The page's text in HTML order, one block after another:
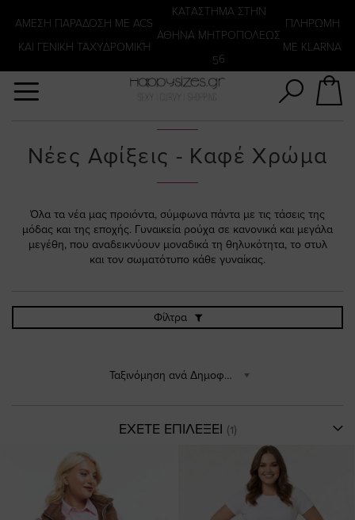
ΑΜΕΣΗ ΠΑΡΑΔΟΣΗ ΜΕ ACS
ΚΑΙ ΓΕΝΙΚΗ ΤΑΧΥΔΡΟΜΙΚΉ
KATΑΣΤΗΜΑ ΣΤΗΝ
ΑΘΗΝΑ ΜΗΤΡΟΠΟΛΕΩΣ
56
ΠΛΗΡΩΜΗ
ΜΕ KLARNA
Νέες Αφίξεις - Καφέ Χρώμα
Όλα τα νέα μας προιόντα, σύμφωνα πάντα με τις τάσεις της
μόδας και της εποχής. Γυναικεία ρούχα σε κανονικά και μεγάλα
μεγέθη, που αναδεικνύουν μοναδικά τη θηλυκότητα, το στυλ
και τον σωματότυπο κάθε γυναίκας.
Φίλτρα
Ταξινόμηση ανά Δημοφιλέστερα
ΕΧΕΤΕ ΕΠΙΛΕΞΕΙ
Αναζήτηση